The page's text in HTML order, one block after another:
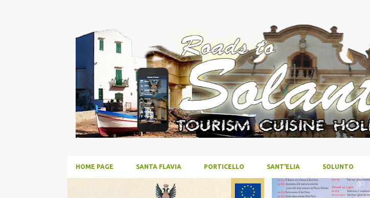
HOME PAGE SANTA FLAVIA PORTICELLO SANT'ELIA SOLUNTO
ASD SANT'ANNA ATTUALITÀ